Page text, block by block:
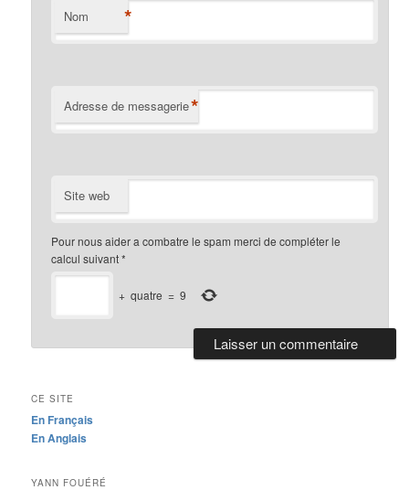
Nom *
Adresse de messagerie*
Site web
Pour nous aider a combatre le spam merci de compléter le
calcul suivant*
+ quatre = 9
CE SITE
En Français
En Anglais
YANN FOUÉRÉ